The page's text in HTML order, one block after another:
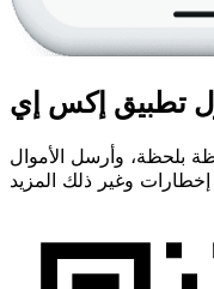
بلحظة، وأرسل الأموال